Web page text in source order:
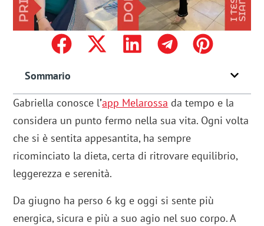
Sommario
Gabriella conosce l’app Melarossa da tempo e la
considera un punto fermo nella sua vita. Ogni volta
che si è sentita appesantita, ha sempre
ricominciato la dieta, certa di ritrovare equilibrio,
leggerezza e serenità.
Da giugno ha perso 6 kg e oggi si sente più
energica, sicura e più a suo agio nel suo corpo. A